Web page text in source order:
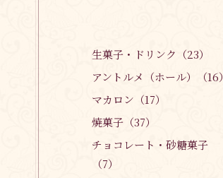
生菓子・ドリンク（23）
アントルメ（ホール）（16）
マカロン（17）
焼菓子（37）
チョコレート・砂糖菓子
（7）